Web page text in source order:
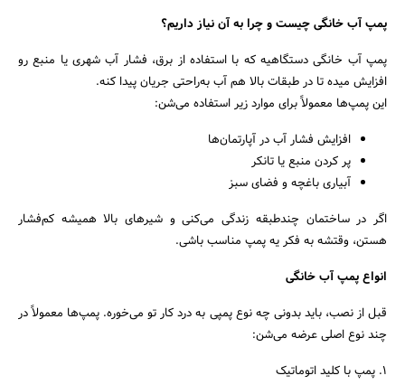
پمپ آب خانگی چیست و چرا به آن نیاز داریم؟
پمپ آب خانگی دستگاهیه که با استفاده از برق، فشار آب شهری یا منبع رو
افزایش میده تا در طبقات بالا هم آب به‌راحتی جریان پیدا کنه.
این پمپ‌ها معمولاً برای موارد زیر استفاده می‌شن:
افزایش فشار آب در آپارتمان‌ها
پر کردن منبع یا تانکر
آبیاری باغچه و فضای سبز
اگر در ساختمان چندطبقه زندگی می‌کنی و شیرهای بالا همیشه کم‌فشار
هستن، وقتشه به فکر یه پمپ مناسب باشی.
انواع پمپ آب خانگی
قبل از نصب، باید بدونی چه نوع پمپی به درد کار تو می‌خوره. پمپ‌ها معمولاً در
چند نوع اصلی عرضه می‌شن:
۱. پمپ با کلید اتوماتیک